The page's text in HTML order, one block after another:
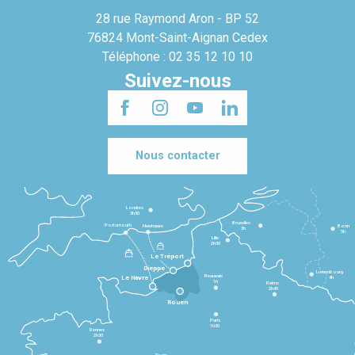
28 rue Raymond Aron - BP 52
76824 Mont-Saint-Aignan Cedex
Téléphone : 02 35 12 10 10
Suivez-nous
Nous contacter
Le Havre
Dieppe
Le Tréport
Rennes
2h30
Paris
1h30
Beauvais
1h
Reims
2h45
Lille
2h30
Bruxelles
3h
Londres
3h30
Newhaven
Portsmouth
Bonn
5h
Luxembourg
4h
Rouen